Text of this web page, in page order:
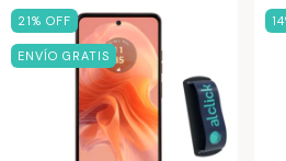
21% OFF
ENVÍO GRATIS
14